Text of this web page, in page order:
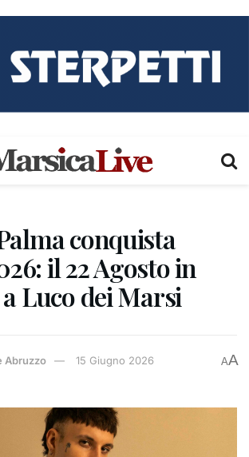
conquista
il 22 Agosto in
Luco dei Marsi
Abruzzo 15 Giugno 2026 AA